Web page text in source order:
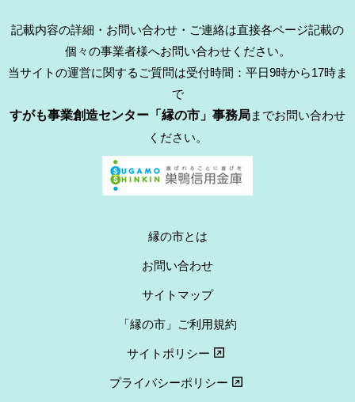
記載内容の詳細・お問い合わせ・ご連絡は直接各ページ記載の
個々の事業者様へお問い合わせください。
当サイトの運営に関するご質問は受付時間：平日9時から17時ま
で
すがも事業創造センター「縁の市」事務局までお問い合わせ
ください。
縁の市とは
お問い合わせ
サイトマップ
「縁の市」ご利用規約
サイトポリシー
プライバシーポリシー